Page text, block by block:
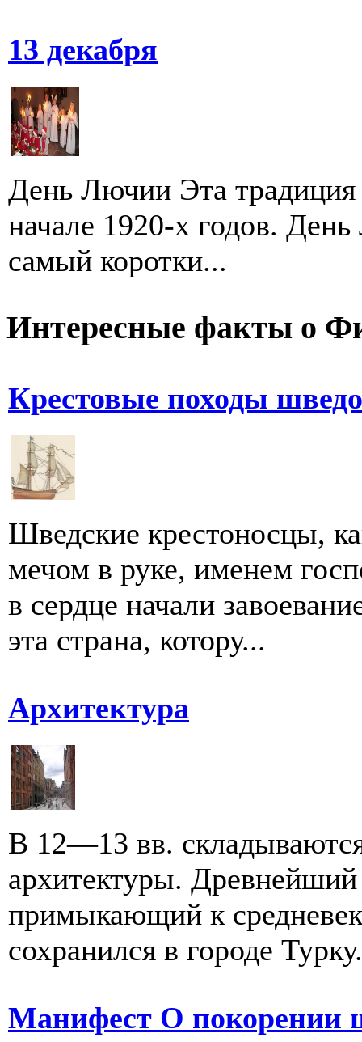
13 декабря
День Лючии Эта
начале 1920-х годов.
самый коротки...
Интересные факты о
Крестовые походы
Шведские крестоносцы,
мечом в руке, именем
в сердце начали
эта страна, котору...
Архитектура
В 12—13 вв.
архитектуры.
примыкающий к
сохранился в городе
Манифест О покорении